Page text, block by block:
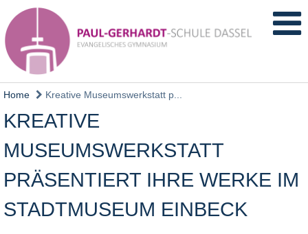
Home Kreative Museumswerkstatt p...
KREATIVE
MUSEUMSWERKSTATT
PRÄSENTIERT IHRE WERKE IM
STADTMUSEUM EINBECK